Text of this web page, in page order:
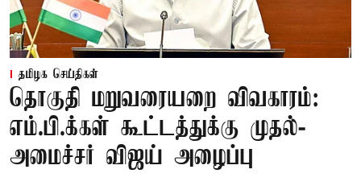
தமிழக செய்திகள்
தொகுதி மறுவரையறை விவகாரம்:
எம்.பி.க்கள் கூட்டத்துக்கு முதல்-
அமைச்சர் விஜய் அழைப்பு